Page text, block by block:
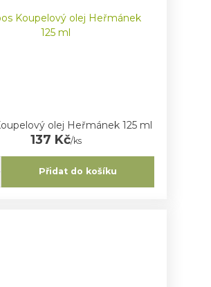
olej Heřmánek 125 ml
137 Kč/ks
Přidat do košíku